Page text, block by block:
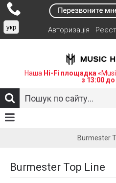
Авторизація
укр
Наша Hi-Fi площадка
з 13:00
Burmester
Burmester Top Line